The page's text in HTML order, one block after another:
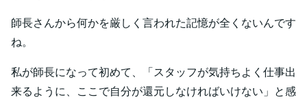
師長さんから何かを厳しく言われた記憶が全くないんです
ね。
私が師長になって初めて、「スタッフが気持ちよく仕事出
来るように、ここで自分が還元しなければいけない」と感